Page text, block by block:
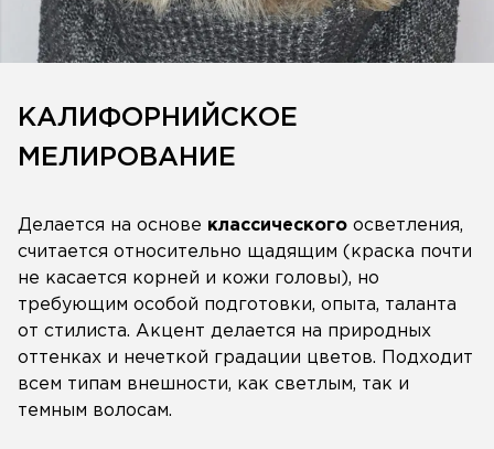
КАЛИФОРНИЙСКОЕ
МЕЛИРОВАНИЕ
Делается на основе классического осветления,
считается относительно щадящим (краска почти
не касается корней и кожи головы), но
требующим особой подготовки, опыта, таланта
от стилиста. Акцент делается на природных
оттенках и нечеткой градации цветов. Подходит
всем типам внешности, как светлым, так и
темным волосам.